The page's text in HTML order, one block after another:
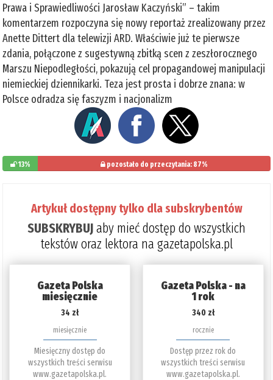
Prawa i Sprawiedliwości Jarosław Kaczyński” – takim
komentarzem rozpoczyna się nowy reportaż zrealizowany przez
Anette Dittert dla telewizji ARD. Właściwie już te pierwsze
zdania, połączone z sugestywną zbitką scen z zeszłorocznego
Marszu Niepodległości, pokazują cel propagandowej manipulacji
niemieckiej dziennikarki. Teza jest prosta i dobrze znana: w
Polsce odradza się faszyzm i nacjonalizm
13% pozostało do przeczytania: 87%
Artykuł dostępny tylko dla subskrybentów
SUBSKRYBUJaby mieć dostęp do wszystkich
tekstów oraz lektora na gazetapolska.pl
Gazeta Polska
miesięcznie
34 zł
miesięcznie
Miesięczny dostęp do
wszystkich treści serwisu
www.gazetapolska.pl.
Gazeta Polska - na
1 rok
340 zł
rocznie
Dostęp przez rok do
wszystkich treści serwisu
www.gazetapolska.pl.